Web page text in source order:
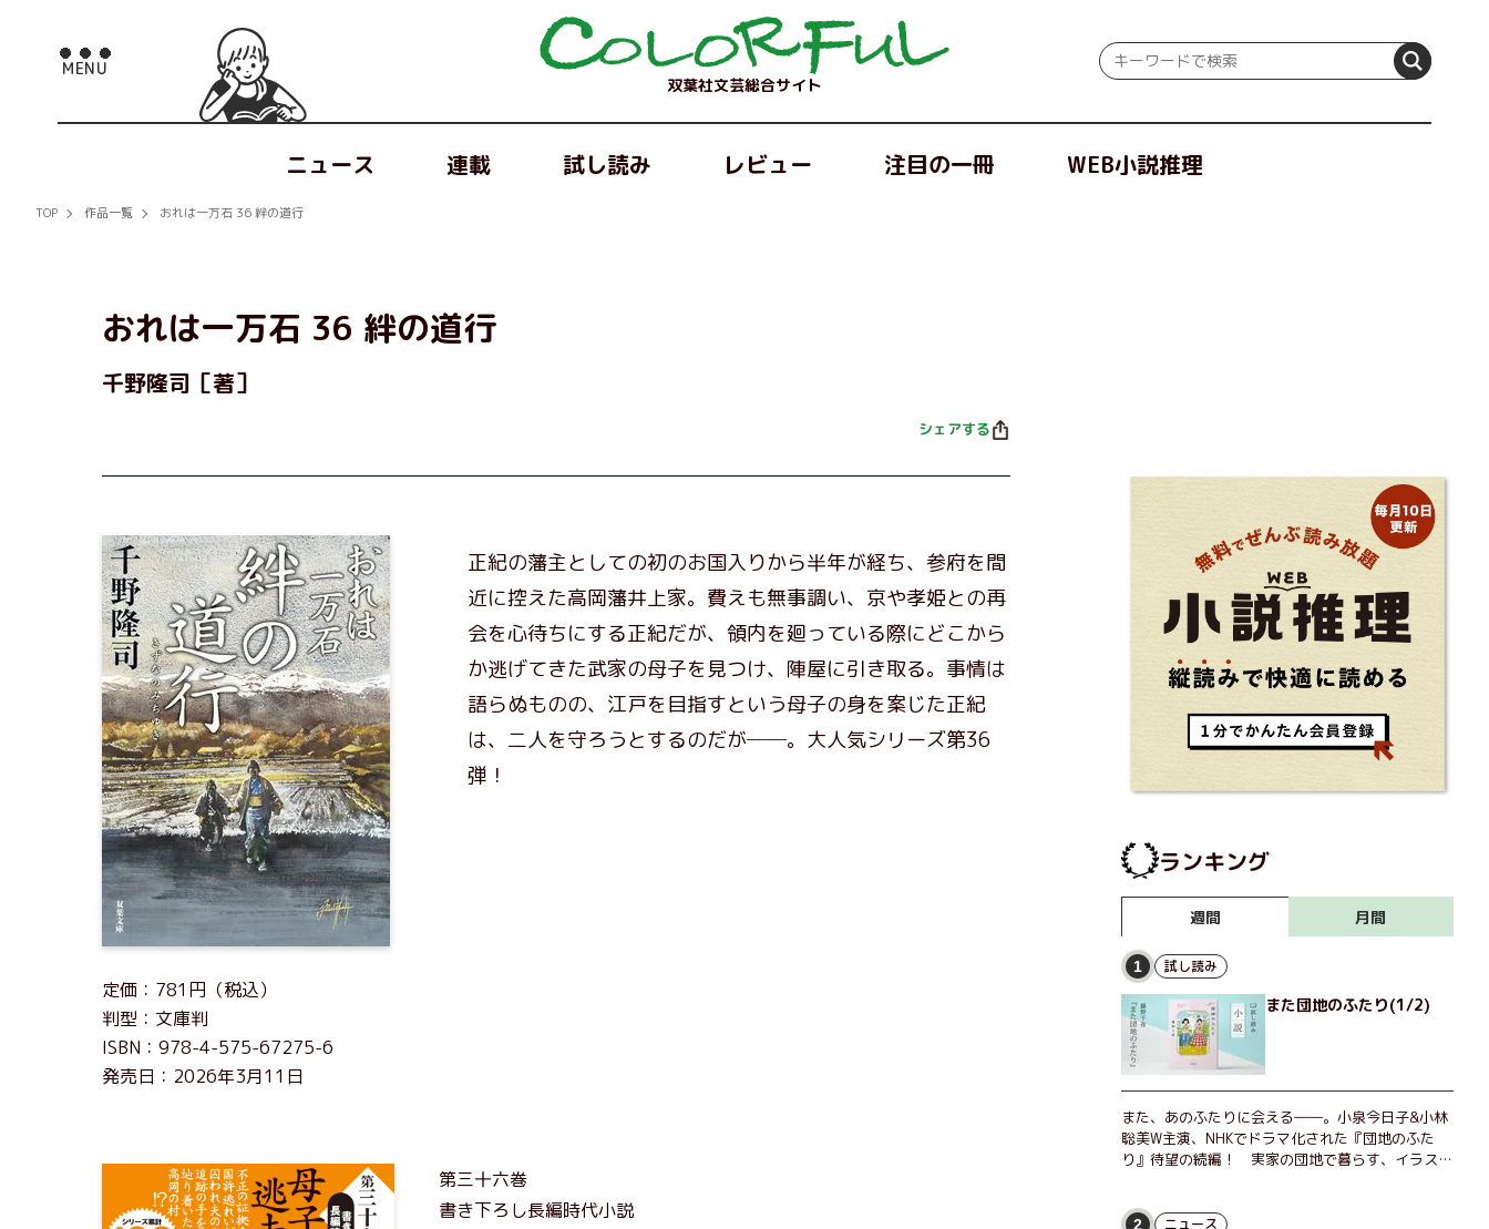
双葉社文芸総合サイト
ニュース 連載 試し読み レビュー 注目の一冊 WEB小説推理
TOP 作品一覧 おれは一万石 36 絆の道行
おれは一万石 36 絆の道行
千野隆司［著］
シェアする
定価：781円（税込）
判型：文庫判
ISBN：978-4-575-67275-6
発売日：2026年3月11日
正紀の藩主としての初のお国入りから半年が経ち、参府を間
近に控えた高岡藩井上家。費えも無事調い、京や孝姫との再
会を心待ちにする正紀だが、領内を廻っている際にどこから
か逃げてきた武家の母子を見つけ、陣屋に引き取る。事情は
語らぬものの、江戸を目指すという母子の身を案じた正紀
は、二人を守ろうとするのだが──。大人気シリーズ第36
弾！
第三十六巻
書き下ろし長編時代小説
ランキング
週間 月間
1 試し読み
また団地のふたり(1/2)
また、あのふたりに会える――。小泉今日子&小林
聡美W主演、NHKでドラマ化された『団地のふた
り』待望の続編！ 実家の団地で暮らす、イラスト
ょっとした贅沢を楽しんだり、近所のおばちゃんの
2 ニュース